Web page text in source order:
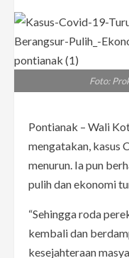
Foto:
Pontianak – Wali
mengatakan, kasus
menurun. Ia pun
pulih dan ekonomi
“Sehingga roda
kembali dan
kesejahteraan